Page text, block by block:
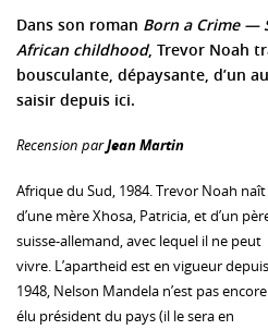
Dans son roman Born a Crime —
African childhood, Trevor Noah
bousculante, dépaysante, d’un
saisir depuis ici.
Recension parJean Martin
Afrique du Sud, 1984. Trevor Noah naît
d’une mère Xhosa, Patricia, et d’un
suisse-allemand, avec lequel il ne peut
vivre. L’apartheid est en vigueur depuis
1948, Nelson Mandela n’est pas encore
élu président du pays (il le sera en